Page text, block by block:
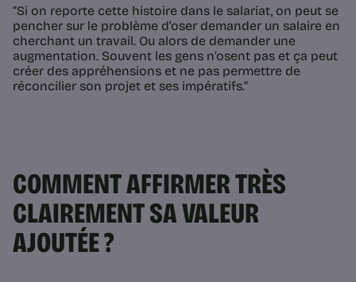
“Si on reporte cette histoire dans le salariat, on peut se
pencher sur le problème d’oser demander un salaire en
cherchant un travail. Ou alors de demander une
augmentation. Souvent les gens n’osent pas et ça peut
créer des appréhensions et ne pas permettre de
réconcilier son projet et ses impératifs.”
COMMENT AFFIRMER TRÈS
CLAIREMENT SA VALEUR
AJOUTÉE ?